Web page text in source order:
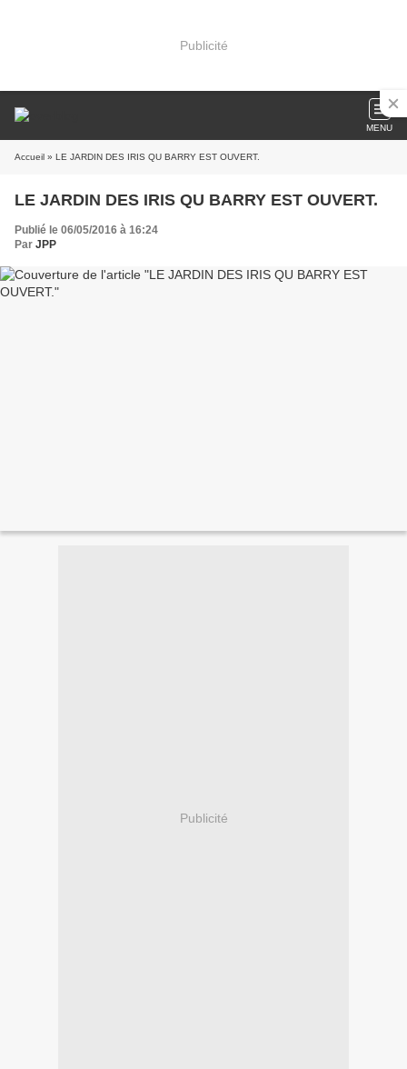
Publicité
MENU
Accueil » LE JARDIN DES IRIS QU BARRY EST OUVERT.
LE JARDIN DES IRIS QU BARRY EST OUVERT.
Publié le 06/05/2016 à 16:24
Par JPP
Publicité